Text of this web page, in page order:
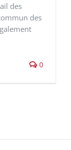
des
des
0